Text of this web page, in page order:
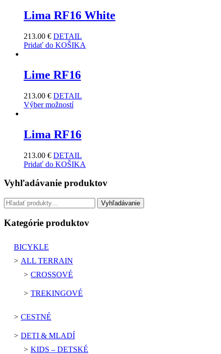
Lima RF16 White
213.00 € DETAIL
Pridať do KOŠIKA
Lime RF16
213.00 € DETAIL
Výber možností
Lima RF16
213.00 € DETAIL
Pridať do KOŠIKA
Vyhľadávanie produktov
Hľadať: Vyhľadávanie
Kategórie produktov
BICYKLE
ALL TERRAIN
CROSSOVÉ
TREKINGOVÉ
CESTNÉ
DETI & MLADÍ
KIDS – DETSKÉ